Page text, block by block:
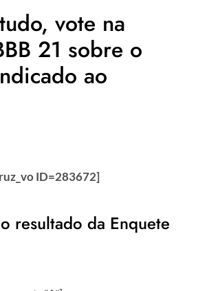
vote na
21 sobre o
ao
ID=283672]
resultado da Enquete